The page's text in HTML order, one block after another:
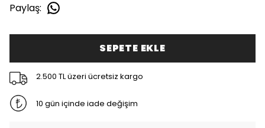
Paylaş:
SEPETE EKLE
2.500 TL üzeri ücretsiz kargo
10 gün içinde iade değişim